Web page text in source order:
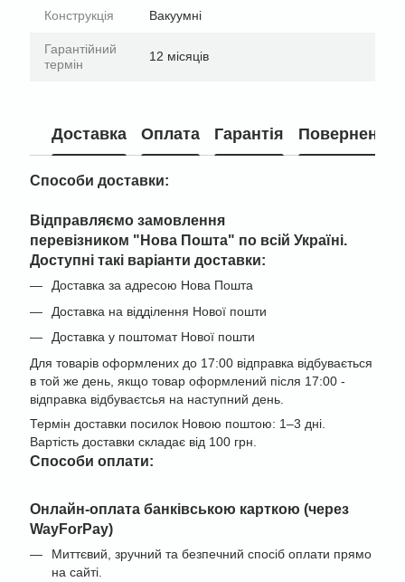
Конструкція Вакуумні
Гарантійний
термін
12 місяців
Доставка Оплата Гарантія Повернення
Способи доставки:
Відправляємо замовлення
перевізником " Нова Пошта" по всій Україні.
Доступні такі варіанти доставки:
Доставка за адресою Нова Пошта
Доставка на відділення Нової пошти
Доставка у поштомат Нової пошти
Для товарів оформлених до 17:00 відправка відбувається
в той же день, якщо товар оформлений після 17:00 -
відправка відбуваєтсья на наступний день.
Термін доставки посилок Новою поштою: 1–3 дні.
Вартість доставки складає від 100 грн.
Cпособи оплати:
Онлайн-оплата банківською карткою (через
WayForPay)
Миттєвий, зручний та безпечний спосіб оплати прямо
на сайті.